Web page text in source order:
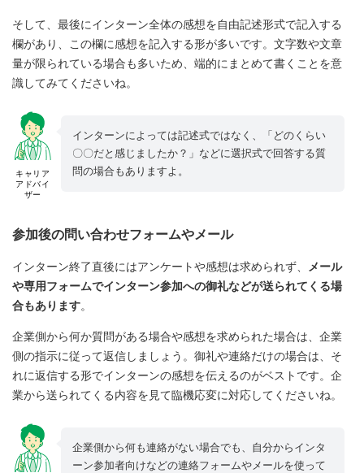
そして、最後にインターン全体の感想を自由記述形式で記入する
欄があり、この欄に感想を記入する形が多いです。文字数や文章
量が限られている場合も多いため、端的にまとめて書くことを意
識してみてくださいね。
キャリア
アドバイ
ザー
インターンによっては記述式ではなく、「どのくらい
〇〇だと感じましたか？」などに選択式で回答する質
問の場合もありますよ。
参加後の問い合わせフォームやメール
インターン終了直後にはアンケートや感想は求められず、 メール
や専用フォームでインターン参加への御礼などが送られてくる場
合もあります。
企業側から何か質問がある場合や感想を求められた場合は、企業
側の指示に従って返信しましょう。御礼や連絡だけの場合は、そ
れに返信する形でインターンの感想を伝えるのがベストです。企
業から送られてくる内容を見て臨機応変に対応してくださいね。
企業側から何も連絡がない場合でも、自分からインタ
ーン参加者向けなどの連絡フォームやメールを使って